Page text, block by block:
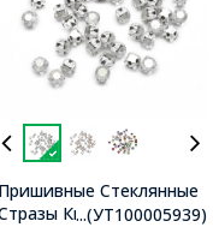
...(УТ100005939)
Пришивные Стеклянные
Квадратные